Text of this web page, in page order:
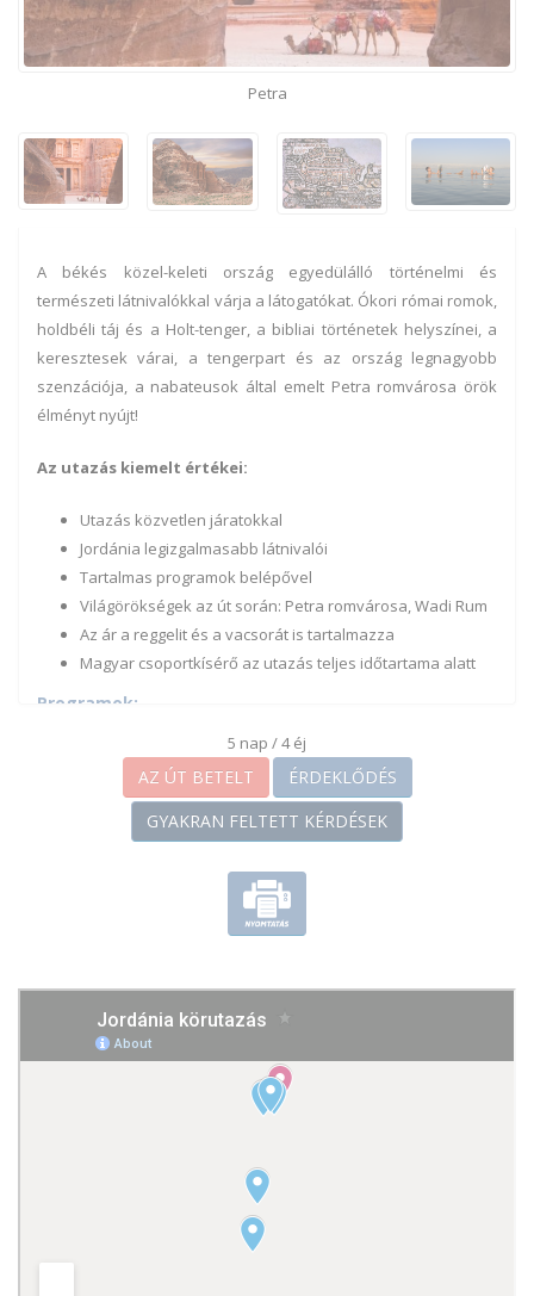
Petra
A békés közel-keleti ország egyedülálló történelmi és
természeti látnivalókkal várja a látogatókat. Ókori római romok,
holdbéli táj és a Holt-tenger, a bibliai történetek helyszínei, a
keresztesek várai, a tengerpart és az ország legnagyobb
szenzációja, a nabateusok által emelt Petra romvárosa örök
élményt nyújt!
Az utazás kiemelt értékei:
Utazás közvetlen járatokkal
Jordánia legizgalmasabb látnivalói
Tartalmas programok belépővel
Világörökségek az út során: Petra romvárosa, Wadi Rum
Az ár a reggelit és a vacsorát is tartalmazza
Magyar csoportkísérő az utazás teljes időtartama alatt
Programok:
Elutazás Budapestről a Wizz Air közvetlen járatával Ammanba
(Budapest-Amman 05:10-10:35). Transzfer Ammanba, Jordánia
fővárosába és megtekintjük a legérdekesebb látnivalókat:
és illataiban: falafelt, shawarmát és arab édességeket
kóstolunk a délutáni gyalogos street food túrán. Vacsora és
március 18. szerda
Reggeli után dél felé indulunk. A délután Petrában, a
Rózsavörös városban, a világ 7 csodájának egyikében töltjük. A
szurdokban kb. másfél kilométer könnyű séta (szamáron és
lovon is megtehetjük az utat némi baksis leszurkolását
vörösben játszó homokkőbe vájt épületeket, melyek az egykor
250 000 lakosú város központját alkották. A legismertebb épület
a Kincsesház, innen tovább haladva a Homlokzatok utcáján
elérjük az egykori színházat és a királysírokat, a
5 nap / 4 éj
AZ ÚT BETELT
ÉRDEKLŐDÉS
GYAKRAN FELTETT KÉRDÉSEK